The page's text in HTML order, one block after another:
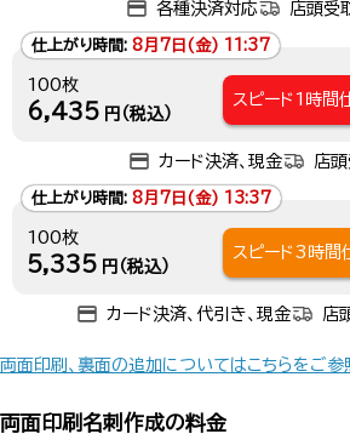
各種決済対応 店頭受
仕上がり時間: 8月7日(金) 11:37
100枚
6,435 円（税込）
スピード1時間
カード決済、現金 店
仕上がり時間: 8月7日(金) 13:37
100枚
5,335 円（税込）
スピード3時間
カード決済、代引き、現金 店
両面印刷、裏面の追加についてはこちらをご参
両面印刷名刺作成の料金